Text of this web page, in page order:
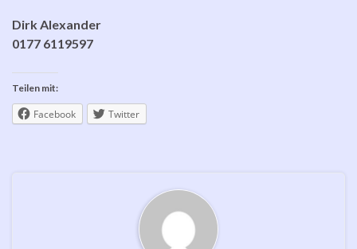
Dirk Alexander
0177 6119597
Teilen mit:
Facebook Twitter